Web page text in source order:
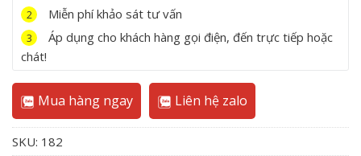
2 Miễn phí khảo sát tư vấn
3
Áp dụng cho khách hàng gọi điện, đến trực tiếp hoặc
chát!
Mua hàng ngay Liên hệ zalo
SKU: 182